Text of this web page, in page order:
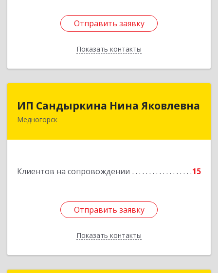
Отправить заявку
Показать контакты
Отправить заявку
Назад
ИП Сандыркина Нина Яковлевна
Медногорск
Клиентов на сопровождении 15
Отправить заявку
Показать контакты
462270, Оренбургская обл, Медногорск г,
Отправить заявку
Назад